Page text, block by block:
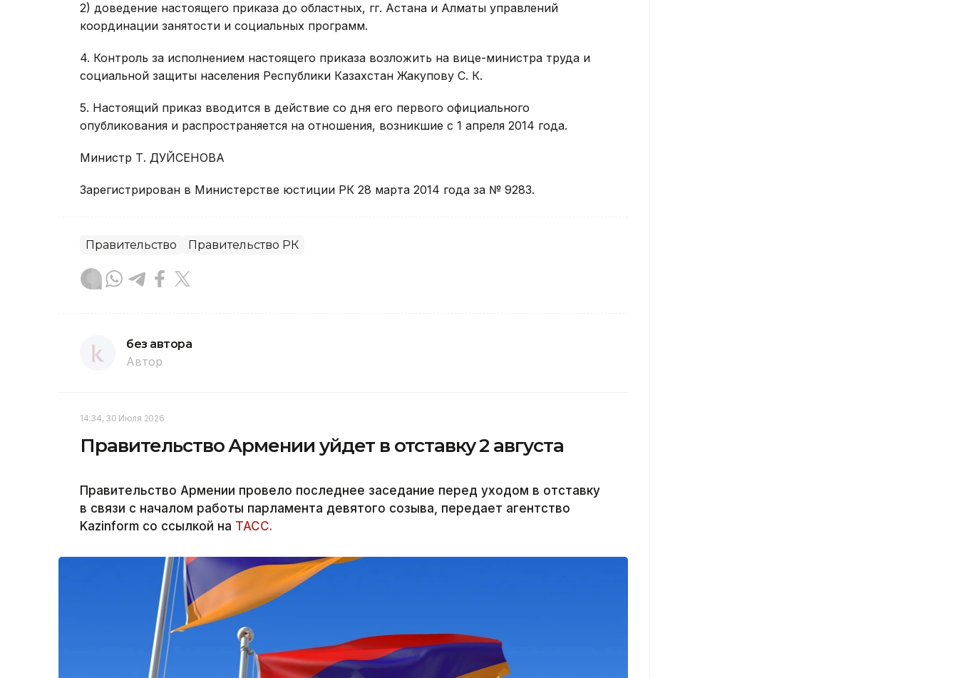
2) доведение настоящего приказа до областных, гг. Астана и Алматы управлений
координации занятости и социальных программ.
4. Контроль за исполнением настоящего приказа возложить на вице-министра труда и
социальной защиты населения Республики Казахстан Жакупову С. К.
5. Настоящий приказ вводится в действие со дня его первого официального
опубликования и распространяется на отношения, возникшие с 1 апреля 2014 года.
Министр Т. ДУЙСЕНОВА
Зарегистрирован в Министерстве юстиции РК 28 марта 2014 года за № 9283.
Правительство Правительство РК
без автора
Автор
14:34, 30 Июля 2026
Правительство Армении уйдет в отставку 2 августа
Правительство Армении провело последнее заседание перед уходом в отставку
в связи с началом работы парламента девятого созыва, передает агентство
Kazinform со ссылкой на ТАСС.